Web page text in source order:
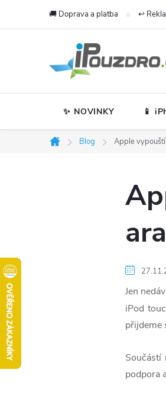
🚚 Doprava a platba ↩️
✨ NOVINKY 📱
Domů
Blog Apple
Jen
iPod
přijdeme
podpora